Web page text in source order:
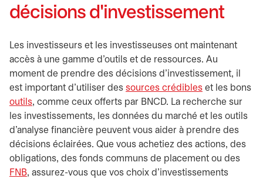
décisions d'investissement
Les investisseurs et les investisseuses ont maintenant
accès à une gamme d'outils et de ressources. Au
moment de prendre des décisions d'investissement, il
est important d'utiliser des sources crédibles et les bons
outils, comme ceux offerts par BNCD. La recherche sur
les investissements, les données du marché et les outils
d'analyse financière peuvent vous aider à prendre des
décisions éclairées. Que vous achetiez des actions, des
obligations, des fonds communs de placement ou des
FNB, assurez-vous que vos choix d'investissements